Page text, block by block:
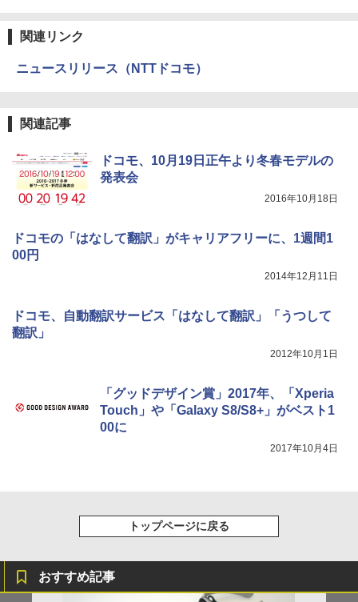
関連リンク
ニュースリリース（NTTドコモ）
関連記事
ドコモ、10月19日正午より冬春モデルの
発表会
2016年10月18日
ドコモの「はなして翻訳」がキャリアフリーに、1週間1
00円
2014年12月11日
ドコモ、自動翻訳サービス「はなして翻訳」「うつして
翻訳」
2012年10月1日
「グッドデザイン賞」2017年、「Xperia
Touch」や「Galaxy S8/S8+」がベスト1
00に
2017年10月4日
トップページに戻る
おすすめ記事